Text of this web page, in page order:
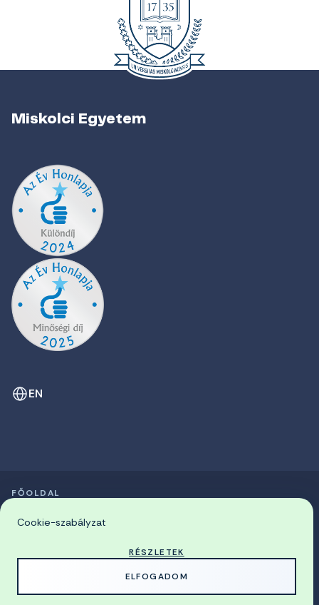
Miskolci Egyetem
EN
© 2026 Miskolci Egyetem
FŐOLDAL
Cookie-szabályzat
RÉSZLETEK
ELFOGADOM